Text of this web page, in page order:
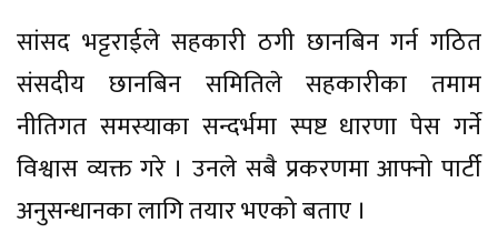
सांसद भट्टराईले सहकारी ठगी छानबिन गर्न गठित
संसदीय छानबिन समितिले सहकारीका तमाम
नीतिगत समस्याका सन्दर्भमा स्पष्ट धारणा पेस गर्ने
विश्वास व्यक्त गरे । उनले सबै प्रकरणमा आफ्नो पार्टी
अनुसन्धानका लागि तयार भएको बताए ।